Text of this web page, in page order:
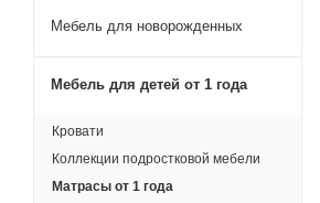
Мебель для новорожденных
Мебель для детей от 1 года
Кровати
Коллекции подростковой мебели
Матрасы от 1 года